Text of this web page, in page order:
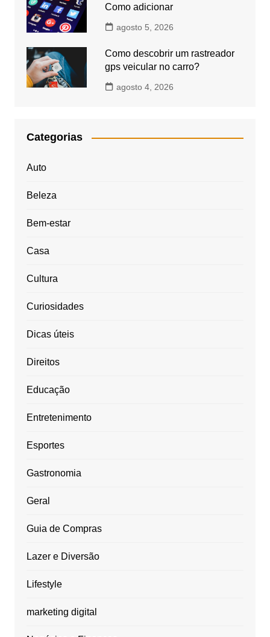
Como adicionar
agosto 5, 2026
Como descobrir um rastreador
gps veicular no carro?
agosto 4, 2026
Categorias
Auto
Beleza
Bem-estar
Casa
Cultura
Curiosidades
Dicas úteis
Direitos
Educação
Entretenimento
Esportes
Gastronomia
Geral
Guia de Compras
Lazer e Diversão
Lifestyle
marketing digital